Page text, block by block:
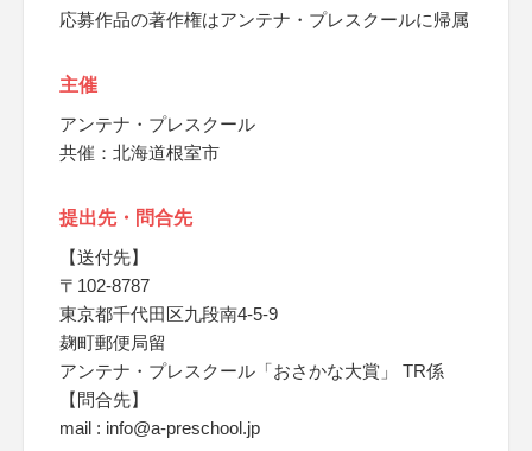
応募作品の著作権はアンテナ・プレスクールに帰属
主催
アンテナ・プレスクール
共催：北海道根室市
提出先・問合先
【送付先】
〒102-8787
東京都千代田区九段南4-5-9
麹町郵便局留
アンテナ・プレスクール「おさかな大賞」 TR係
【問合先】
mail : info@a-preschool.jp